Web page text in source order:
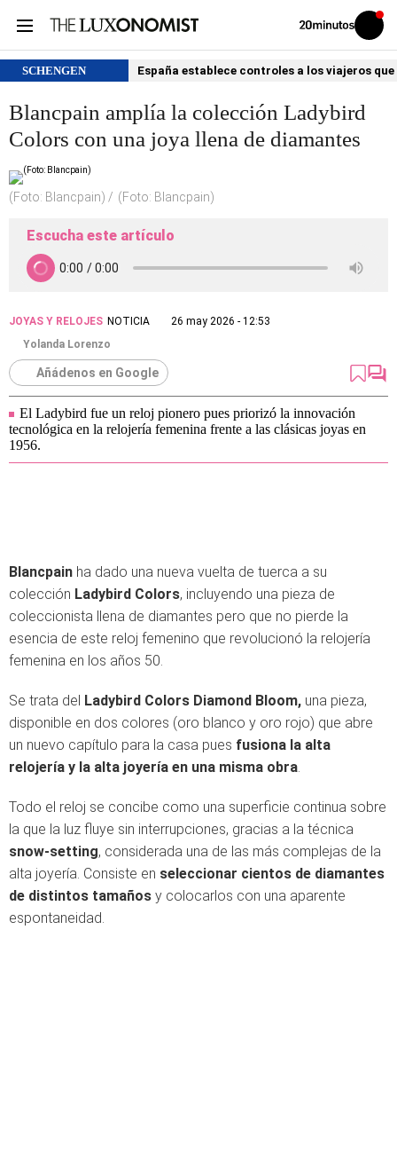
Volver
Iniciar
sesión
SCHENGEN España establece controles a los viajeros
Blancpain amplía la colección Ladybird
Colors con una joya llena de diamantes
(Foto: Blancpain) (Foto: Blancpain)
Escucha este artículo
JOYAS Y RELOJES NOTICIA
26 may 2026 - 12:53
Yolanda Lorenzo
Añádenos en Google
El Ladybird fue un reloj pionero pues priorizó la innovación
tecnológica en la relojería femenina frente a las clásicas joyas en
1956.
Blancpain ha dado una nueva vuelta de tuerca a su
colección Ladybird Colors, incluyendo una pieza de
coleccionista llena de diamantes pero que no pierde la
esencia de este reloj femenino que revolucionó la relojería
femenina en los años 50.
Se trata del Ladybird Colors Diamond Bloom, una pieza,
disponible en dos colores (oro blanco y oro rojo) que abre
un nuevo capítulo para la casa pues fusiona la alta
relojería y la alta joyería en una misma obra.
Todo el reloj se concibe como una superficie continua sobre
la que la luz fluye sin interrupciones, gracias a la técnica
snow-setting, considerada una de las más complejas de la
alta joyería. Consiste en seleccionar cientos de diamantes
de distintos tamaños y colocarlos con una aparente
espontaneidad.